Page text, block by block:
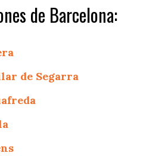
de Barcelona:
de Segarra